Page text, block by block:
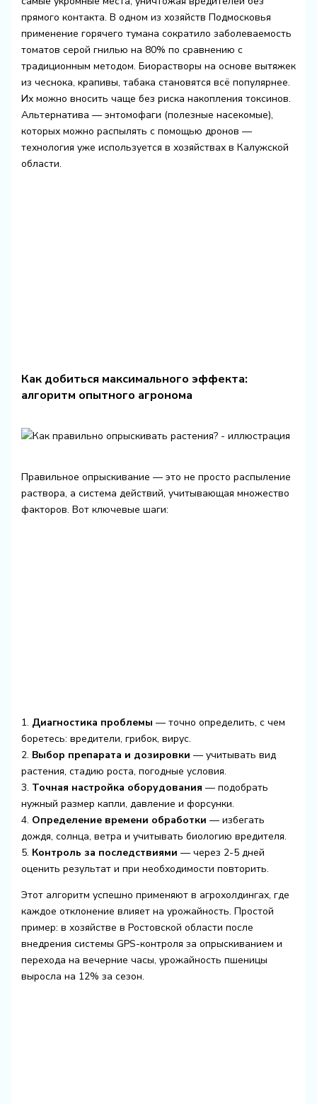
прямого контакта. В одном из хозяйств Подмосковья
применение горячего тумана сократило заболеваемость
томатов серой гнилью на 80% по сравнению с
традиционным методом. Биорастворы на основе вытяжек
из чеснока, крапивы, табака становятся всё популярнее.
Их можно вносить чаще без риска накопления токсинов.
Альтернатива — энтомофаги (полезные насекомые),
которых можно распылять с помощью дронов —
технология уже используется в хозяйствах в Калужской
области.
Как добиться максимального эффекта:
алгоритм опытного агронома
Правильное опрыскивание — это не просто распыление
раствора, а система действий, учитывающая множество
факторов. Вот ключевые шаги:
1. Диагностика проблемы — точно определить, с чем
боретесь: вредители, грибок, вирус.
2. Выбор препарата и дозировки — учитывать вид
растения, стадию роста, погодные условия.
3. Точная настройка оборудования — подобрать
нужный размер капли, давление и форсунки.
4. Определение времени обработки — избегать
дождя, солнца, ветра и учитывать биологию вредителя.
5. Контроль за последствиями — через 2-5 дней
оценить результат и при необходимости повторить.
Этот алгоритм успешно применяют в агрохолдингах, где
каждое отклонение влияет на урожайность. Простой
пример: в хозяйстве в Ростовской области после
внедрения системы GPS-контроля за опрыскиванием и
перехода на вечерние часы, урожайность пшеницы
выросла на 12% за сезон.